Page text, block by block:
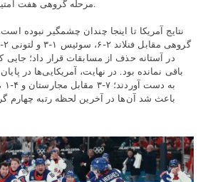
مرحله گروهی هفت امتیاز ثبت کرده است (۳+۴).
نتایج آمریکا تا اینجا چندان چشمگیر نبوده
در آستانه حذف از مسابقات قرار داد؛ جایی
باقی نمانده بود. در نهایت، آمریکایی‌ها در
باعث شد آن‌ها در آخرین لحظه رتبه چهارم